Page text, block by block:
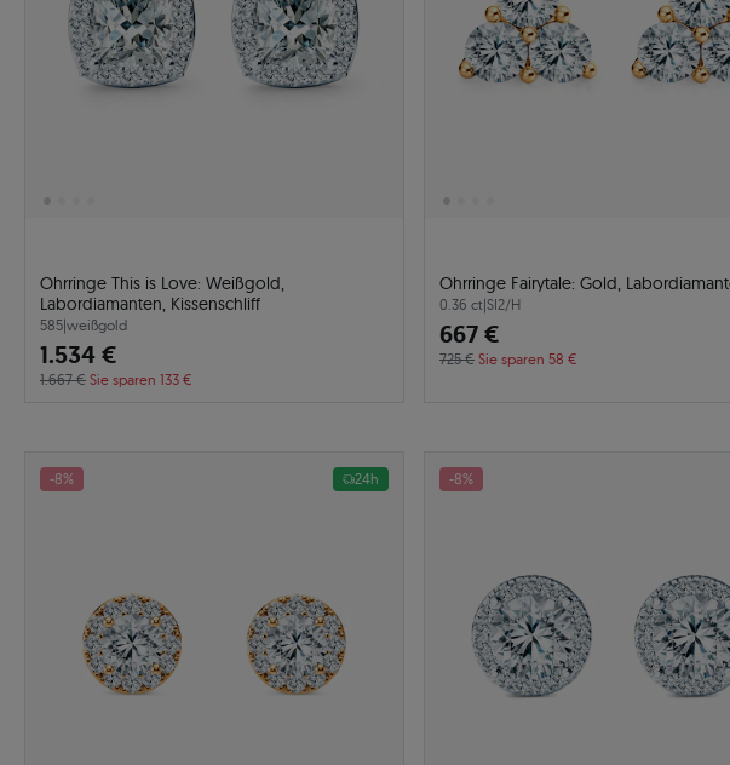
Ohrringe This is Love: Weißgold,
Labordiamanten, Kissenschliff
585|weißgold
1.534 €
1.667 € Sie sparen 133 €
Ohrringe Fairytale: Gold,
0.36 ct|SI2/H
667 €
725 € Sie sparen 58 €
-8% 24h -8%